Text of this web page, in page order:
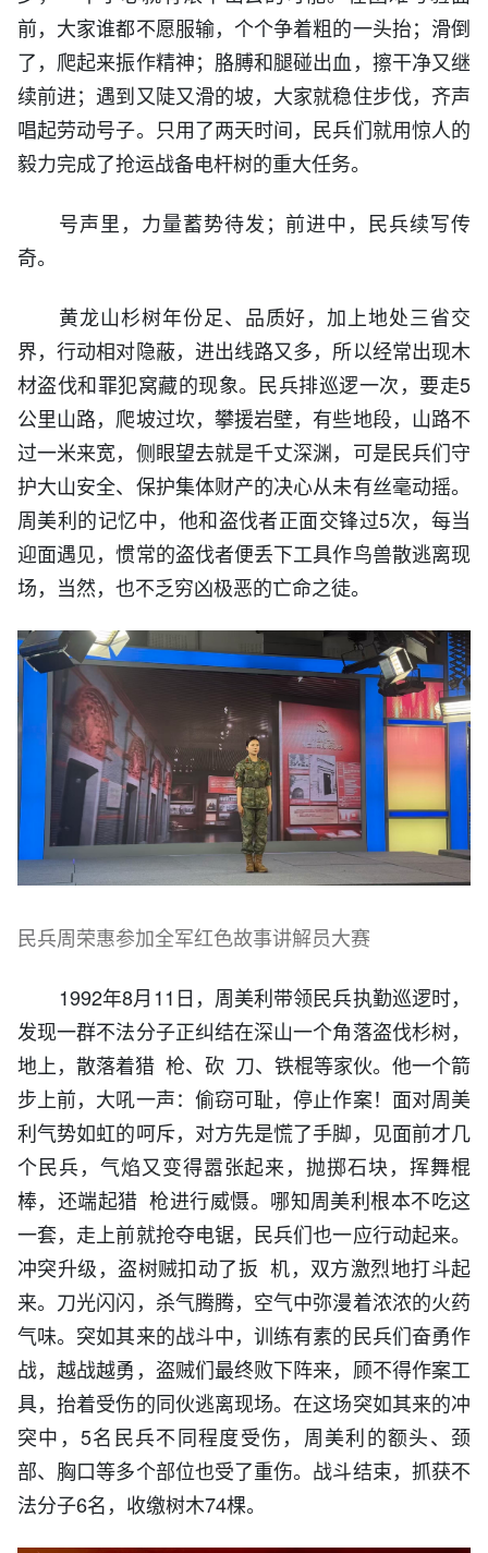
前，大家谁都不愿服输，个个争着粗的一头抬；滑倒
了，爬起来振作精神；胳膊和腿碰出血，擦干净又继
续前进；遇到又陡又滑的坡，大家就稳住步伐，齐声
唱起劳动号子。只用了两天时间，民兵们就用惊人的
毅力完成了抢运战备电杆树的重大任务。
号声里，力量蓄势待发；前进中，民兵续写传
奇。
黄龙山杉树年份足、品质好，加上地处三省交
界，行动相对隐蔽，进出线路又多，所以经常出现木
材盗伐和罪犯窝藏的现象。民兵排巡逻一次，要走5
公里山路，爬坡过坎，攀援岩壁，有些地段，山路不
过一米来宽，侧眼望去就是千丈深渊，可是民兵们守
护大山安全、保护集体财产的决心从未有丝毫动摇。
周美利的记忆中，他和盗伐者正面交锋过5次，每当
迎面遇见，惯常的盗伐者便丢下工具作鸟兽散逃离现
场，当然，也不乏穷凶极恶的亡命之徒。
民兵周荣惠参加全军红色故事讲解员大赛
1992年8月11日，周美利带领民兵执勤巡逻时，
发现一群不法分子正纠结在深山一个角落盗伐杉树，
地上，散落着猎 枪、砍 刀、铁棍等家伙。他一个箭
步上前，大吼一声：偷窃可耻，停止作案！面对周美
利气势如虹的呵斥，对方先是慌了手脚，见面前才几
个民兵，气焰又变得嚣张起来，抛掷石块，挥舞棍
棒，还端起猎 枪进行威慑。哪知周美利根本不吃这
一套，走上前就抢夺电锯，民兵们也一应行动起来。
冲突升级，盗树贼扣动了扳 机，双方激烈地打斗起
来。刀光闪闪，杀气腾腾，空气中弥漫着浓浓的火药
气味。突如其来的战斗中，训练有素的民兵们奋勇作
战，越战越勇，盗贼们最终败下阵来，顾不得作案工
具，抬着受伤的同伙逃离现场。在这场突如其来的冲
突中，5名民兵不同程度受伤，周美利的额头、颈
部、胸口等多个部位也受了重伤。战斗结束，抓获不
法分子6名，收缴树木74棵。